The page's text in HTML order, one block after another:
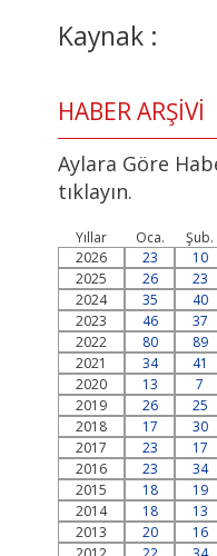
Kaynak :
HABER ARŞİVİ
Aylara Göre
tıklayın.
Yıllar Oca.
Şub.
2026
23
10
2025
26
23
2024
35
40
2023
46
37
2022
80
89
2021
34
41
2020
13
7
2019
26
25
2018
17
30
2017
23
17
2016
23
34
2015
18
19
2014
18
13
2013
20
16